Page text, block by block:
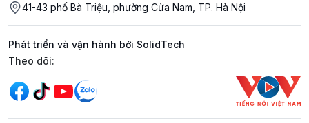
41-43 phố Bà Triệu, phường Cửa Nam, TP. Hà Nội
Phát triển và vận hành bởi SolidTech
Mạng xã hội
Theo dõi: